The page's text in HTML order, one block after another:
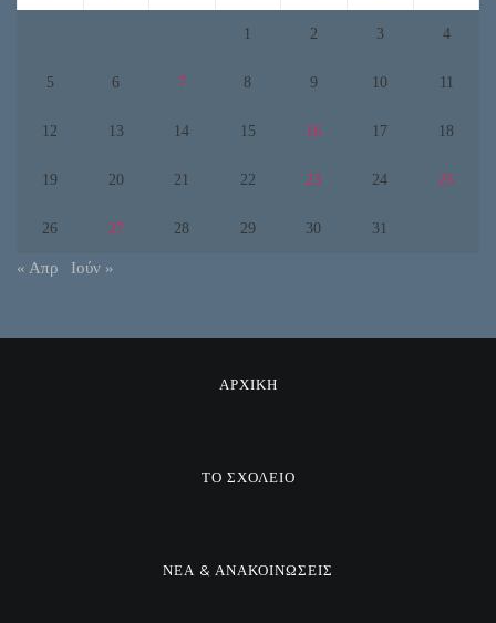
1 2 3 4
5 6 7 8 9 10 11
12 13 14 15 16 17 18
19 20 21 22 23 24 25
26 27 28 29 30 31
« Απρ Ιούν »
ΑΡΧΙΚΗ
ΤΟ ΣΧΟΛΕΙΟ
ΝΕΑ & ΑΝΑΚΟΙΝΩΣΕΙΣ